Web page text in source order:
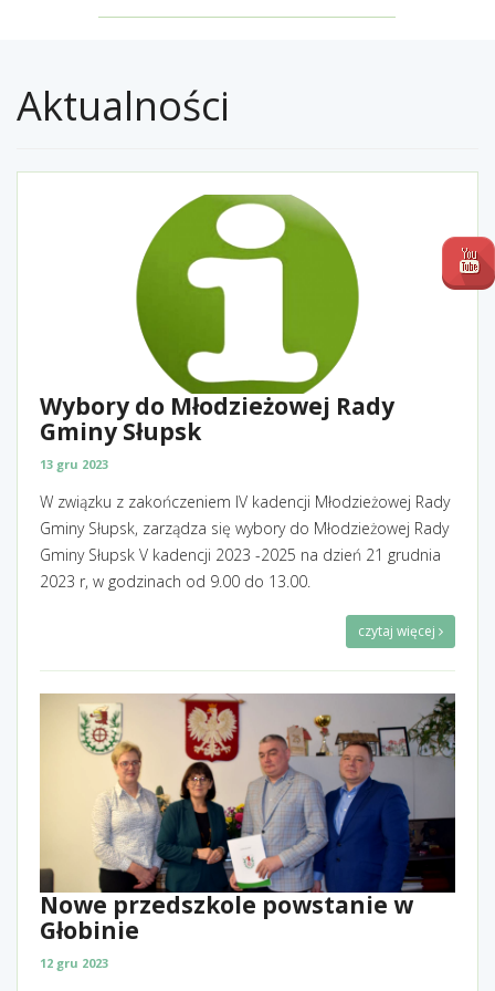
Aktualności
Wybory do Młodzieżowej Rady
Gminy Słupsk
13 gru 2023
W związku z zakończeniem IV kadencji Młodzieżowej Rady
Gminy Słupsk, zarządza się wybory do Młodzieżowej Rady
Gminy Słupsk V kadencji 2023 -2025 na dzień 21 grudnia
2023 r, w godzinach od 9.00 do 13.00.
czytaj więcej
Nowe przedszkole powstanie w
Głobinie
12 gru 2023